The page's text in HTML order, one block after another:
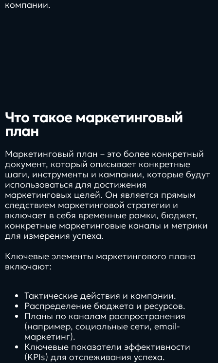
компании.
Что такое маркетинговый
план
Маркетинговый план – это более конкретный
документ, который описывает конкретные
шаги, инструменты и кампании, которые будут
использоваться для достижения
маркетинговых целей. Он является прямым
следствием маркетинговой стратегии и
включает в себя временные рамки, бюджет,
конкретные маркетинговые каналы и метрики
для измерения успеха.
Ключевые элементы маркетингового плана
включают:
Тактические действия и кампании.
Распределение бюджета и ресурсов.
Планы по каналам распространения
(например, социальные сети, email-
маркетинг).
Ключевые показатели эффективности
(KPIs) для отслеживания успеха.